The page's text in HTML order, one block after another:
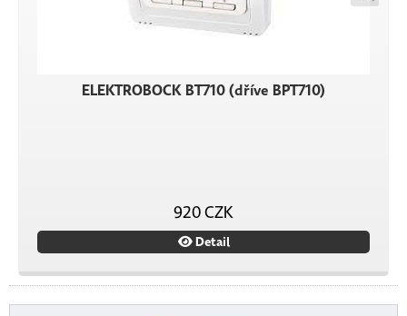
ELEKTROBOCK BT710 (dříve BPT710)
920 CZK
Detail